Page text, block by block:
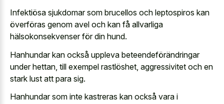
Infektiösa sjukdomar som brucellos och leptospiros kan
överföras genom avel och kan få allvarliga
hälsokonsekvenser för din hund.
Hanhundar kan också uppleva beteendeförändringar
under hettan, till exempel rastlöshet, aggressivitet och en
stark lust att para sig.
Hanhundar som inte kastreras kan också vara i